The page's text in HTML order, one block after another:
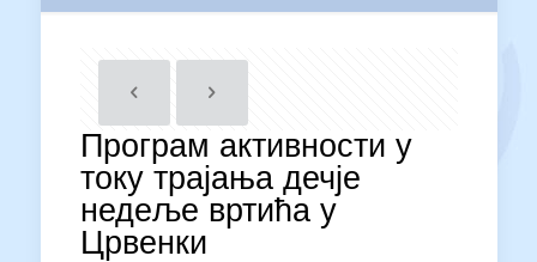
Програм активности у
току трајања дечје
недеље вртића у
Црвенки